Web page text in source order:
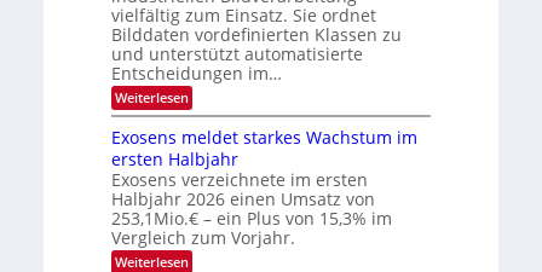
c
h
T
a
l
k
s
d
e
r
V
I
S
I
O
N
2
0
u
E
l
e
k
t
r
o
n
i
k
vielfältig zum Einsatz. Sie ordnet
Bilddaten vordefinierten Klassen zu
und unterstützt automatisierte
Entscheidungen im…
Weiterlesen:
W
n
n
d
i
e
K
I
m
Exosens meldet starkes Wachstum im
ersten Halbjahr
Exosens verzeichnete im ersten
Halbjahr 2026 einen Umsatz von
253,1Mio.€ – ein Plus von 15,3% im
Vergleich zum Vorjahr.
Weiterlesen: